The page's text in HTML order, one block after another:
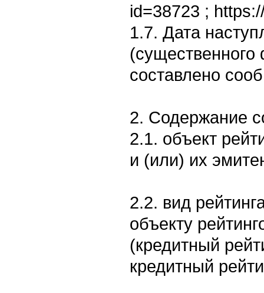
id=38723 ;
1.7. Дата
(существенного
составлено
2. Содержание
2.1. объект
и (или) их
2.2. вид
объекту
(кредитный
кредитный